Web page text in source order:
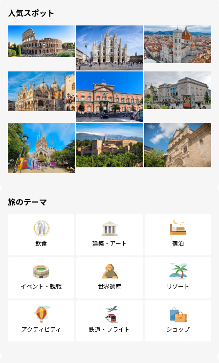
人気スポット
旅のテーマ
飲食 建築・アート 宿泊
イベント・観戦 世界遺産 リゾート
アクティビティ 鉄道・フライト ショップ